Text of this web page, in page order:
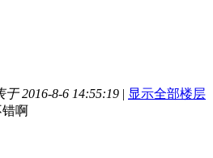
于 2016-8-6 14:55:19 | 显示全部楼层
啊